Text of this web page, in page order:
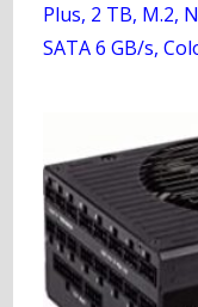
Plus, 2 TB, M.2,
SATA 6 GB/s,